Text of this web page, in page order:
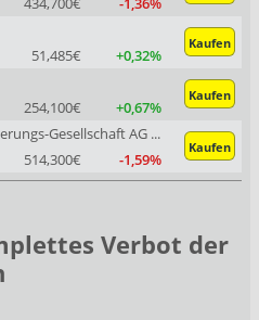
Kaufen
51,485€
+0,32%
Kaufen
254,100€
+0,67%
Münchener Rückversicherungs-Gesellschaft AG in München
Kaufen
514,300€ -1,59%
Verbot der